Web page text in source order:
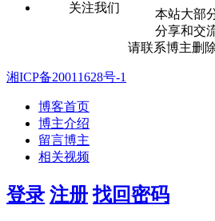
关注我们
本站大部
分享和交
请联系博主删除
湘ICP备20011628号-1
博客首页
博主介绍
留言博主
相关视频
登录 注册 找回密码